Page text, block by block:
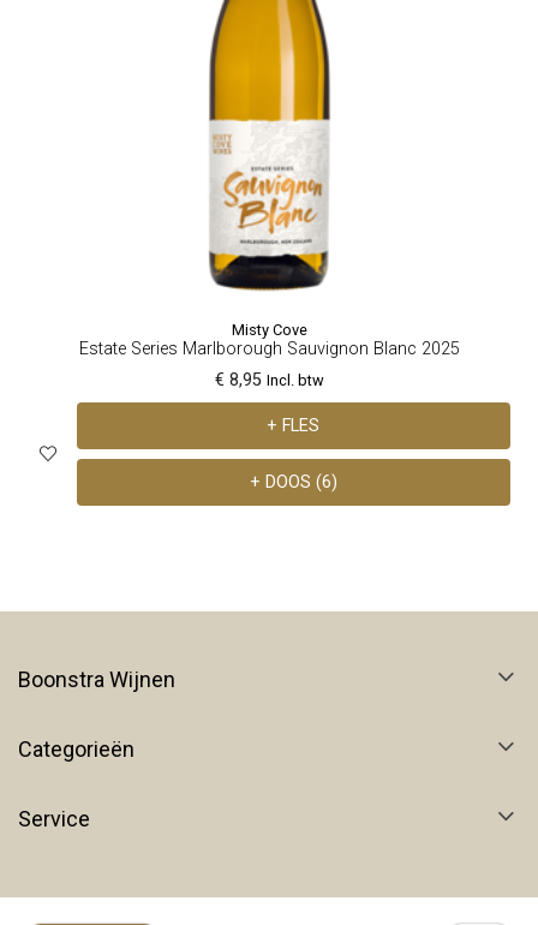
Misty Cove
Estate Series Marlborough Sauvignon Blanc 2025
€ 8,95 Incl. btw
+ FLES
+ DOOS (6)
Boonstra Wijnen
Categorieën
Service